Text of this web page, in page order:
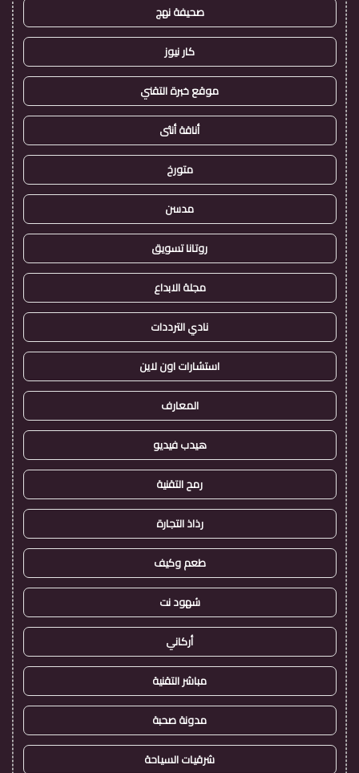
صحيفة نهج
كار نيوز
موقع خبرة التقني
أناقة أنثى
متورخ
مدسن
روتانا تسويق
مجلة الابداع
نادي الترددات
استشارات اون لاين
المعارف
هيدب فيديو
رمح التقنية
رذاذ التجارة
طعم وكيف
شهود نت
أركاني
مباشر التقنية
مدونة صحبة
شرقيات السياحة